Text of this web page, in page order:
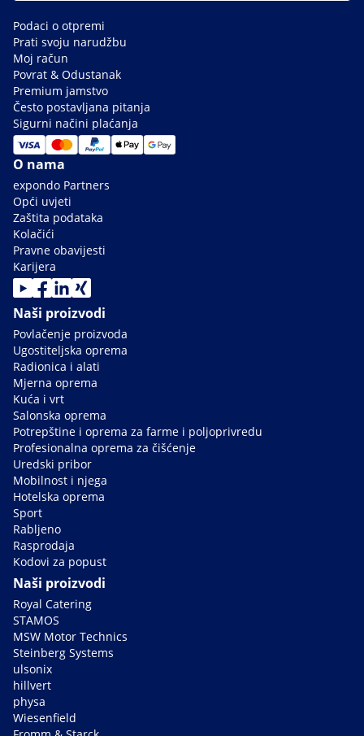
Podaci o otpremi
Prati svoju narudžbu
Moj račun
Povrat & Odustanak
Premium jamstvo
Često postavljana pitanja
Sigurni načini plaćanja
O nama
expondo Partners
Opći uvjeti
Zaštita podataka
Kolačići
Pravne obavijesti
Karijera
Naši proizvodi
Povlačenje proizvoda
Ugostiteljska oprema
Radionica i alati
Mjerna oprema
Kuća i vrt
Salonska oprema
Potrepštine i oprema za farme i poljoprivredu
Profesionalna oprema za čišćenje
Uredski pribor
Mobilnost i njega
Hotelska oprema
Sport
Rabljeno
Rasprodaja
Kodovi za popust
Naši proizvodi
Royal Catering
STAMOS
MSW Motor Technics
Steinberg Systems
ulsonix
hillvert
physa
Wiesenfield